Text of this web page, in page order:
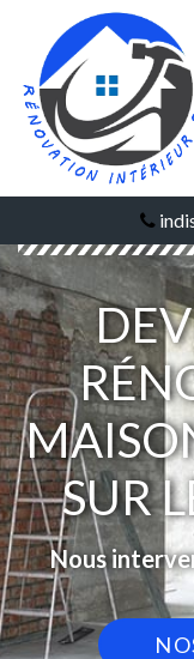
SUR
Nous